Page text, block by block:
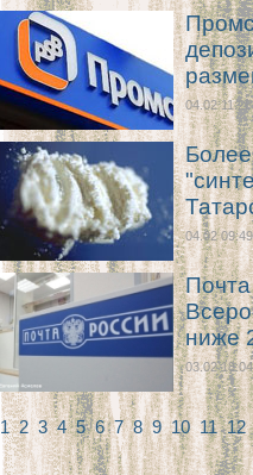
04.02 11:28
04.02 09:49
ниже
03.02 18:04
12345678 9101112